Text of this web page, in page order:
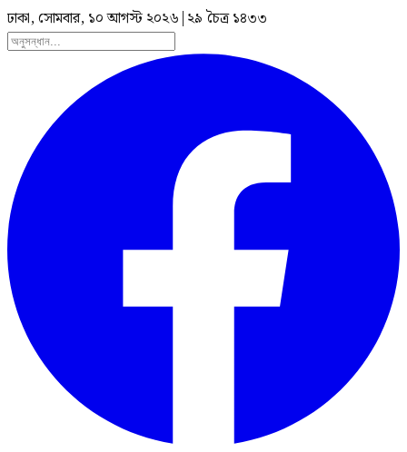
ঢাকা, সোমবার, ১০ আগস্ট ২০২৬ | ২৯ চৈত্র ১৪৩৩